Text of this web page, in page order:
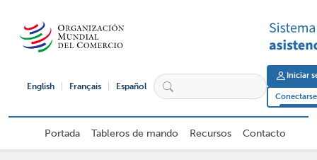
English Français Español
User
Iniciar
Navegación principal de usuario
Portada Tableros de mando Recursos Contacto